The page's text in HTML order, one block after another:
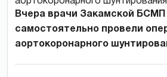
Вчера врачи Закамской БСМП
самостоятельно провели
аортокоронарного